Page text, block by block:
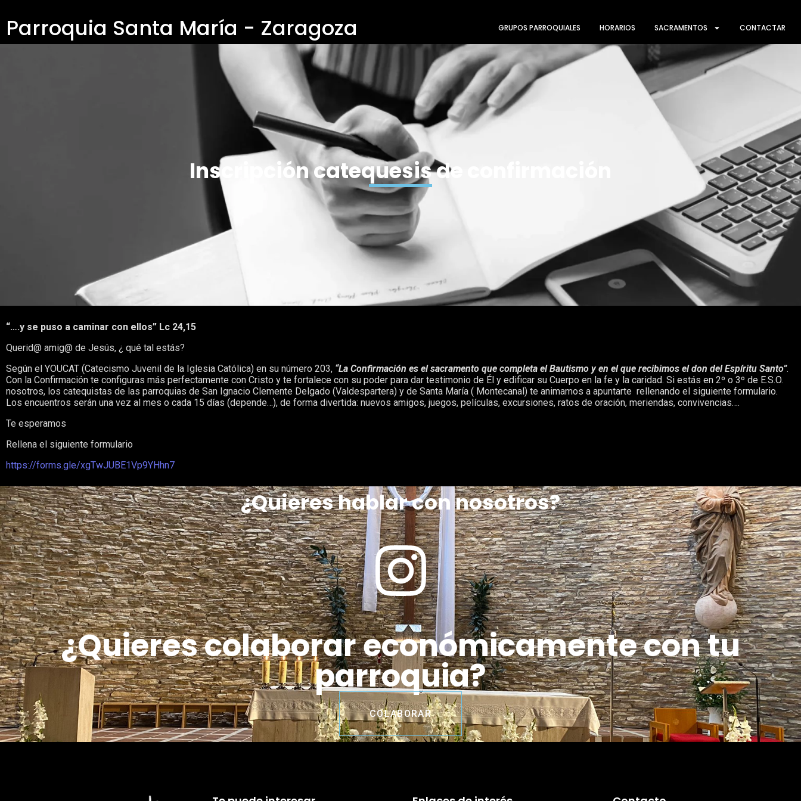
Parroquia Santa María - Zaragoza GRUPOS PARROQUIALES HORARIOS SACRAMENTOS CONTACTAR
Inscripción catequesis de confirmación
“….y se puso a caminar con ellos” Lc 24,15
Querid@ amig@ de Jesús, ¿ qué tal estás?
Según el YOUCAT (Catecismo Juvenil de la Iglesia Católica) en su número 203, “La Confirmación es el sacramento que completa el Bautismo y en el que recibimos el don del Espíritu Santo”.
Con la Confirmación te configuras más perfectamente con Cristo y te fortalece con su poder para dar testimonio de Él y edificar su Cuerpo en la fe y la caridad. Si estás en 2º o 3º de E.S.O.
nosotros, los catequistas de las parroquias de San Ignacio Clemente Delgado (Valdespartera) y de Santa María ( Montecanal) te animamos a apuntarte rellenando el siguiente formulario.
Los encuentros serán una vez al mes o cada 15 días (depende…), de forma divertida: nuevos amigos, juegos, películas, excursiones, ratos de oración, meriendas, convivencias….
Te esperamos
Rellena el siguiente formulario
https://forms.gle/xgTwJUBE1Vp9YHhn7
¿Quieres hablar con nosotros?
¿Quieres colaborar económicamente con tu
parroquia?
COLABORAR